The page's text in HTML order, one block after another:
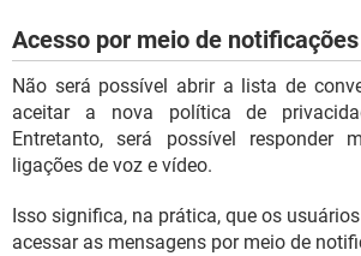
Acesso por meio de notificações
Não será possível abrir a lista de
aceitar a nova política de
Entretanto, será possível responder
ligações de voz e vídeo.
Isso significa, na prática, que os
acessar as mensagens por meio de